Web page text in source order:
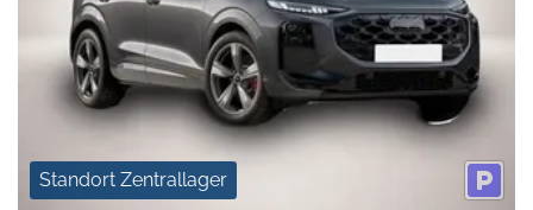
Standort Zentrallager